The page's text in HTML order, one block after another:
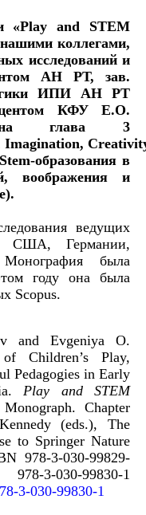
«Play and STEM
коллегами,
исследований и
АН РТ, зав.
ИПИ АН РТ
КФУ Е.О.
глава 3
Imagination,
образования в
воображения и
ведущих
США, Германии,
была
году она была
Scopus.
and Evgeniya O.
Children’s Play,
Pedagogies in Early
Play and STEM
Chapter
(eds.), The
to Springer Nature
978-3-030-99829-
99830-1
3-030-99830-1